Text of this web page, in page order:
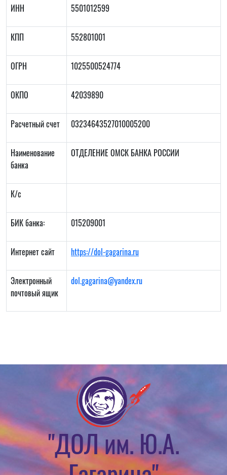
ИНН 5501012599
КПП 552801001
ОГРН 1025500524774
ОКПО 42039890
Расчетный счет 03234643527010005200
Наименование
банка
ОТДЕЛЕНИЕ ОМСК БАНКА РОССИИ
К/с
БИК банка: 015209001
Интернет сайт https://dol-gagarina.ru
Электронный
почтовый ящик
dol.gagarina@yandex.ru
"ДОЛ им. Ю.А.